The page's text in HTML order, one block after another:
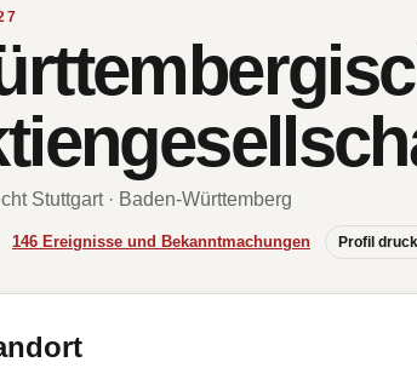
Stuttgart · Baden-Württemberg
146 Ereignisse und Bekanntmachungen Profil